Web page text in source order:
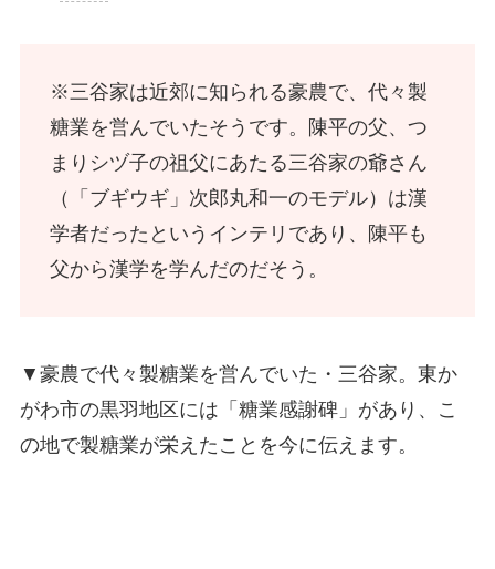
※三谷家は近郊に知られる豪農で、代々製
糖業を営んでいたそうです。陳平の父、つ
まりシヅ子の祖父にあたる三谷家の爺さん
（「ブギウギ」次郎丸和一のモデル）は漢
学者だったというインテリであり、陳平も
父から漢学を学んだのだそう。
▼豪農で代々製糖業を営んでいた・三谷家。東か
がわ市の黒羽地区には「糖業感謝碑」があり、こ
の地で製糖業が栄えたことを今に伝えます。